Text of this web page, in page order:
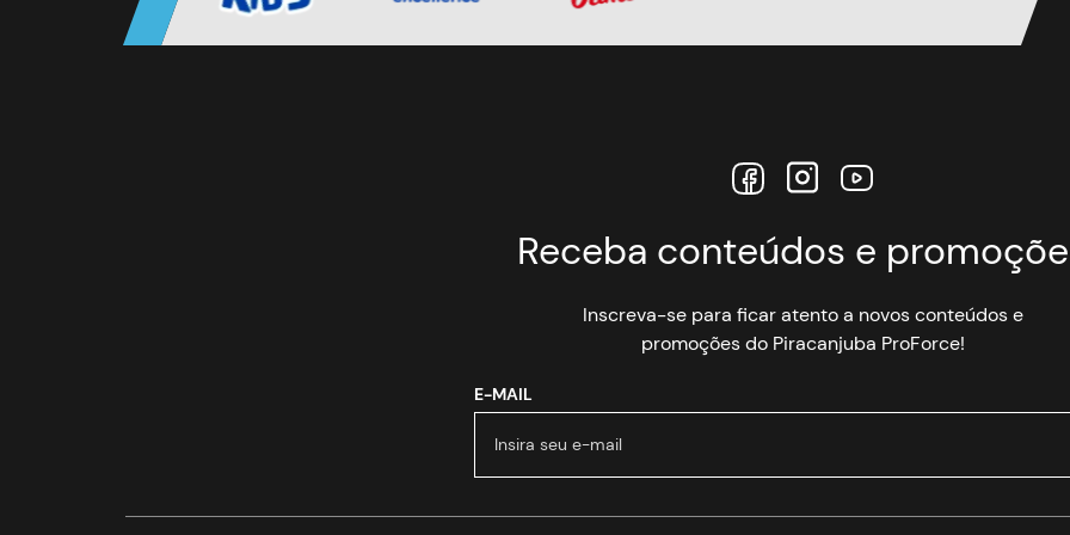
Receba conteúdos e
Inscreva-se para ficar atento a novos conteúdos e
promoções do Piracanjuba ProForce!
E-MAIL